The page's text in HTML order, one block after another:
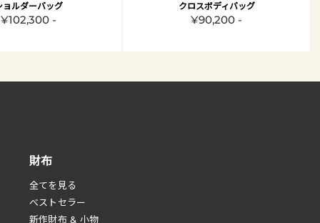
ョルダーバッグ
¥102,300 -
クロスボディバッグ
¥90,200 -
財布
全てを見る
べストセラー
新作財布 & 小物